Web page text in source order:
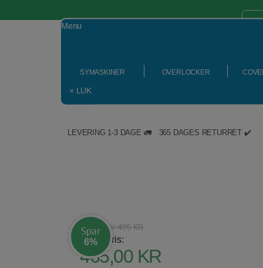
LEVERING 1-3 DAGE 🚛 365 DAGES RETURRET ✔️
Menu
SYMASKINER OVERLOCKER
× LUK
Spar
6%
Vejl. pris:495 KR
Vores pris:
Den
oprindelige
465,00 KR